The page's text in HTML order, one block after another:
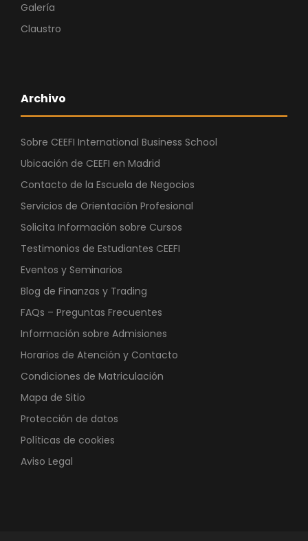
Galería
Claustro
Archivo
Sobre CEEFI International Business School
Ubicación de CEEFI en Madrid
Contacto de la Escuela de Negocios
Servicios de Orientación Profesional
Solicita Información sobre Cursos
Testimonios de Estudiantes CEEFI
Eventos y Seminarios
Blog de Finanzas y Trading
FAQs – Preguntas Frecuentes
Información sobre Admisiones
Horarios de Atención y Contacto
Condiciones de Matriculación
Mapa de Sitio
Protección de datos
Políticas de cookies
Aviso Legal